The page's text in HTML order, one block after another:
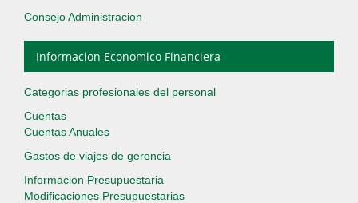
Consejo Administracion
Informacion Economico Financiera
Categorias profesionales del personal
Cuentas
Cuentas Anuales
Gastos de viajes de gerencia
Informacion Presupuestaria
Modificaciones Presupuestarias